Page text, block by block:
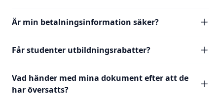
Är min betalningsinformation säker?
Får studenter utbildningsrabatter?
Vad händer med mina dokument efter att de
har översatts?